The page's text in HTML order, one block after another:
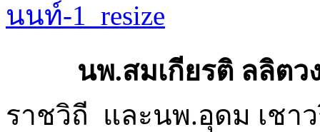
นพ.สมเกียรติ ลลิตว
ราชวิถี
และนพ.อุดม เชา